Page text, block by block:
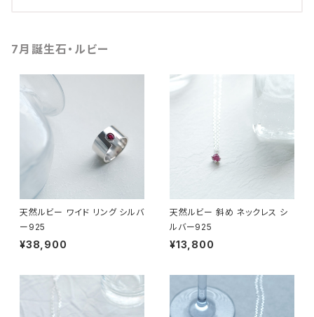
7月誕生石・ルビー
天然ルビー ワイド リング シルバ
ー925
¥38,900
天然ルビー 斜め ネックレス シ
ルバー925
¥13,800